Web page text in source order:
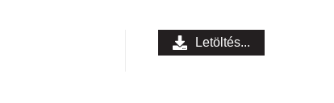
Letöltés...